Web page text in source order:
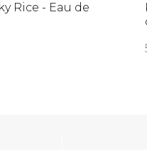
Rice - Eau de